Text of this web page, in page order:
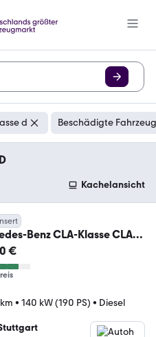
d Beschädigte
Kachelansicht
Benz CLA-Klasse CLA
Brake AMG Line
€
• 140 kW (190 PS) • Diesel